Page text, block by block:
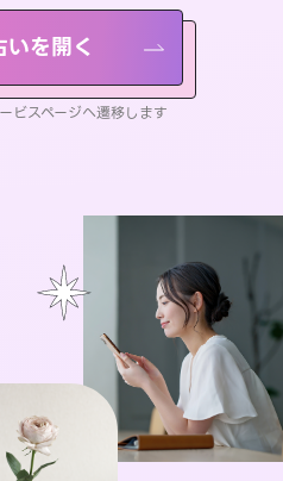
を開く
ビスページへ遷移します